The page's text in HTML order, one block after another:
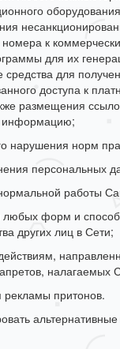
к
для их
средства для
доступа к
размещения
информацию;
нарушения норм
персональных
работы
форм и
других лиц в Сети;
налагаемых
притонов.